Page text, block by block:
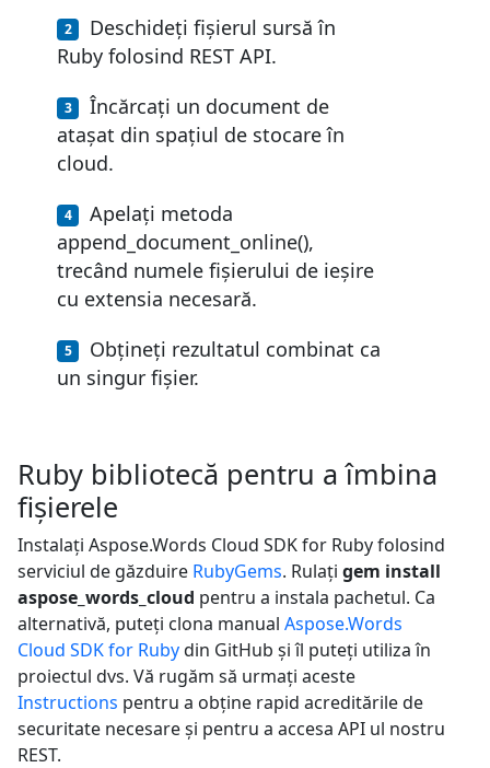
Deschideți fișierul sursă în
Ruby folosind REST API.
Încărcați un document de
atașat din spațiul de stocare în
cloud.
Apelați metoda
append_document_online(),
trecând numele fișierului de ieșire
cu extensia necesară.
Obțineți rezultatul combinat ca
un singur fișier.
Ruby bibliotecă pentru a îmbina
fișierele
Instalați Aspose.Words Cloud SDK for Ruby folosind
serviciul de găzduire RubyGems. Rulați gem install
aspose_words_cloud pentru a instala pachetul. Ca
alternativă, puteți clona manual Aspose.Words
Cloud SDK for Rubydin GitHub și îl puteți utiliza în
proiectul dvs. Vă rugăm să urmați aceste
Instructions pentru a obține rapid acreditările de
securitate necesare și pentru a accesa API ul nostru
REST.